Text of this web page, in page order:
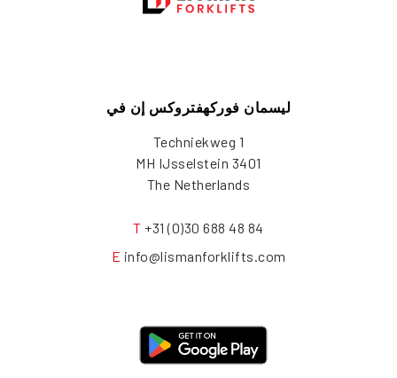
ليسمان فوركهفتروكس إن في
Techniekweg 1
3401 MH IJsselstein
The Netherlands
T +31 (0)30 688 48 84
E info@lismanforklifts.com